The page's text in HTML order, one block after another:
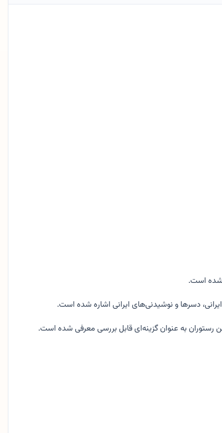
شده است.
دسرها و نوشیدنی‌های ایرانی اشاره شده است.
به عنوان گزینه‌ای قابل بررسی معرفی شده است.